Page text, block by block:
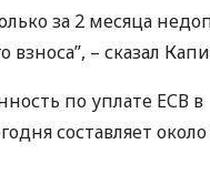
за 2 месяца
– сказал
по уплате ЕСВ в
составляет